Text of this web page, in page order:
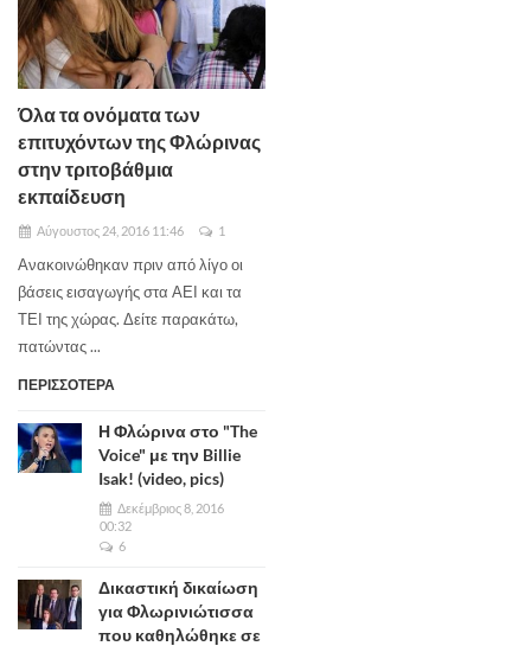
Όλα τα ονόματα των
επιτυχόντων της Φλώρινας
στην τριτοβάθμια
εκπαίδευση
Αύγουστος 24, 2016 11:46 1
Ανακοινώθηκαν πριν από λίγο οι
βάσεις εισαγωγής στα ΑΕΙ και τα
ΤΕΙ της χώρας. Δείτε παρακάτω,
πατώντας ...
ΠΕΡΙΣΣΟΤΕΡΑ
Η Φλώρινα στο "The
Voice" με την Billie
Isak! (video, pics)
Δεκέμβριος 8, 2016
00:32
6
Δικαστική δικαίωση
για Φλωρινιώτισσα
που καθηλώθηκε σε